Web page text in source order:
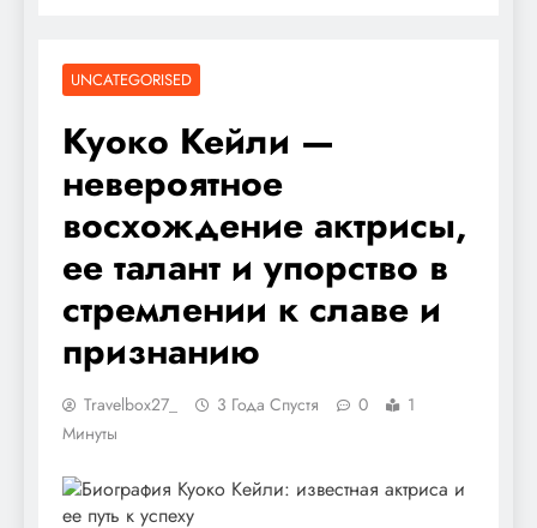
UNCATEGORISED
Куоко Кейли —
невероятное
восхождение актрисы,
ее талант и упорство в
стремлении к славе и
признанию
Travelbox27_ 3 Года Спустя 0
1
Минуты